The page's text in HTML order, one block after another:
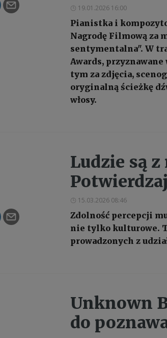
19.01.2026 16:00
Pianistka i
Nagrodę Filmową za
sentymentalna". W
Awards,
tym za zdjęcia,
oryginalną ścieżkę
włosy.
Ludzie są
15.03.2026 08:46
Zdolność percepcji
nie tylko kulturowe.
prowadzonych z
Unknown
do